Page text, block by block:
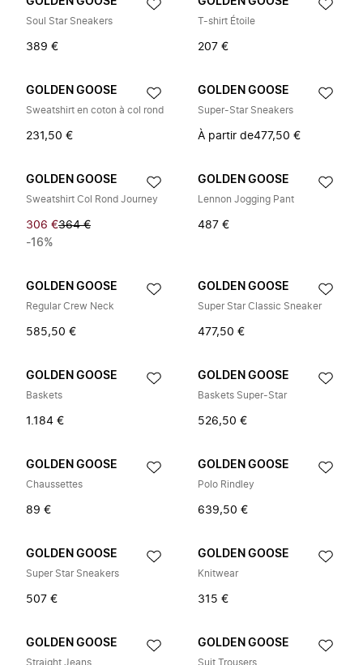
Soul Star Sneakers
389 €
T-shirt Étoile
207 €
GOLDEN GOOSE
Sweatshirt en coton à col rond
231,50 €
GOLDEN GOOSE
Super-Star Sneakers
À partir de477,50 €
GOLDEN GOOSE
Sweatshirt Col Rond Journey
306 €364 €
-16%
GOLDEN GOOSE
Lennon Jogging Pant
487 €
GOLDEN GOOSE
Regular Crew Neck
585,50 €
GOLDEN GOOSE
Super Star Classic Sneaker
477,50 €
GOLDEN GOOSE
Baskets
1.184 €
GOLDEN GOOSE
Baskets Super-Star
526,50 €
GOLDEN GOOSE
Chaussettes
89 €
GOLDEN GOOSE
Polo Rindley
639,50 €
GOLDEN GOOSE
Super Star Sneakers
507 €
GOLDEN GOOSE
Knitwear
315 €
GOLDEN GOOSE
Straight Jeans
GOLDEN GOOSE
Suit Trousers